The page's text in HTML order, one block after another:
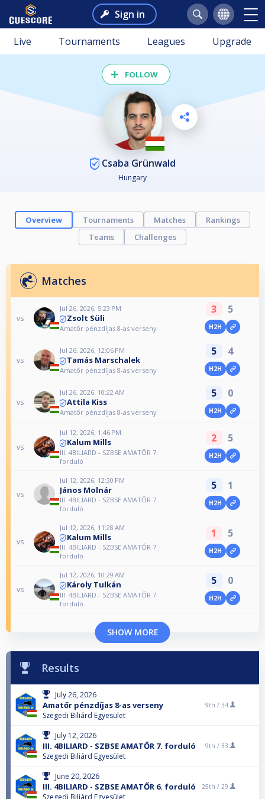
Sign in
Live Tournaments Leagues Upgrade
FOLLOW
Csaba Grünwald
Hungary
Overview Tournaments Matches
Rankings
Teams
Challenges
Matches
vs
Jul 26, 2026, 5:23 PM
Zsolt Süli
Amatőr pénzdíjas 8-as verseny
3 5
H2H
vs
Jul 26, 2026, 12:06 PM
Tamás Marschalek
Amatőr pénzdíjas 8-as verseny
5 4
H2H
vs
Jul 26, 2026, 10:22 AM
Attila Kiss
Amatőr pénzdíjas 8-as verseny
5 0
H2H
vs
Jul 12, 2026, 1:46 PM
Kalum Mills
III. 4BILIARD - SZBSE AMATŐR 7.
forduló
2 5
H2H
vs
Jul 12, 2026, 12:30 PM
János Molnár
III. 4BILIARD - SZBSE AMATŐR 7.
forduló
5 1
H2H
vs
Jul 12, 2026, 11:28 AM
Kalum Mills
III. 4BILIARD - SZBSE AMATŐR 7.
forduló
1 5
H2H
vs
Jul 12, 2026, 10:29 AM
Károly Tulkán
III. 4BILIARD - SZBSE AMATŐR 7.
forduló
5 0
H2H
SHOW MORE
Results
July 26, 2026
Amatőr pénzdíjas 8-as verseny
Szegedi Biliárd Egyesület
9th / 34
July 12, 2026
III. 4BILIARD - SZBSE AMATŐR 7. forduló
Szegedi Biliárd Egyesület
9th / 33
June 20, 2026
III. 4BILIARD - SZBSE AMATŐR 6. forduló
Szegedi Biliárd Egyesület
25th / 29